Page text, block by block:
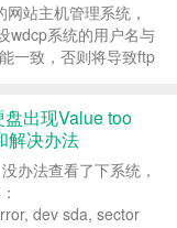
站主机管理系统，
wdcp系统的用户名与
一致，否则将导致ftp
果和系统用户...
盘出现Value too
解决办法
办法查看了下系统，
dev sda, sector